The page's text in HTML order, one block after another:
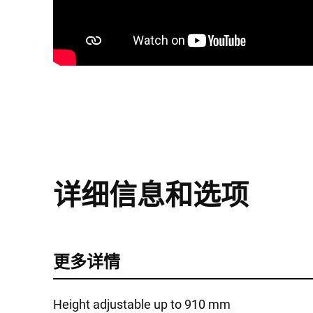
详细信息和选项
更多详情
Height adjustable up to 910 mm